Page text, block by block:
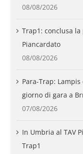
08/08/2026
Trap1: conclusa
Piancardato
08/08/2026
Para-Trap:
giorno di gara a
07/08/2026
In Umbria al TAV
Trap1